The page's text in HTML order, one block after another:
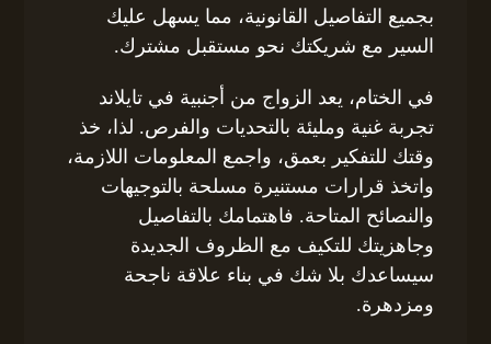
بجميع التفاصيل القانونية، مما يسهل عليك
السير مع شريكتك نحو مستقبل مشترك.
في الختام، يعد الزواج من أجنبية في تايلاند
تجربة غنية ومليئة بالتحديات والفرص. لذا، خذ
وقتك للتفكير بعمق، واجمع المعلومات اللازمة،
واتخذ قرارات مستنيرة مسلحة بالتوجيهات
والنصائح المتاحة. فاهتمامك بالتفاصيل
وجاهزيتك للتكيف مع الظروف الجديدة
سيساعدك بلا شك في بناء علاقة ناجحة
ومزدهرة.